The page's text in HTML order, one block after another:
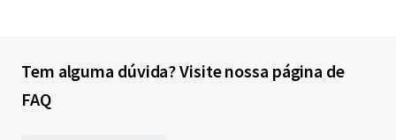
Tem alguma dúvida? Visite nossa página de
FAQ